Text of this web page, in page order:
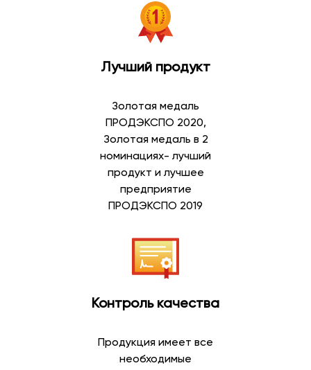
Лучший продукт
Золотая медаль
ПРОДЭКСПО 2020,
Золотая медаль в 2
номинациях- лучший
продукт и лучшее
предприятие
ПРОДЭКСПО 2019
Контроль качества
Продукция имеет все
необходимые